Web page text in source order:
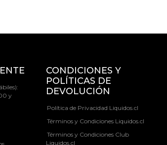
y
CONDICIONES Y
POLÍTICAS DE
DEVOLUCIÓN
Política de Privacidad Liquidos.cl
Términos y Condiciones Liquidos.cl
Términos y Condiciones Club
Liquidos.cl